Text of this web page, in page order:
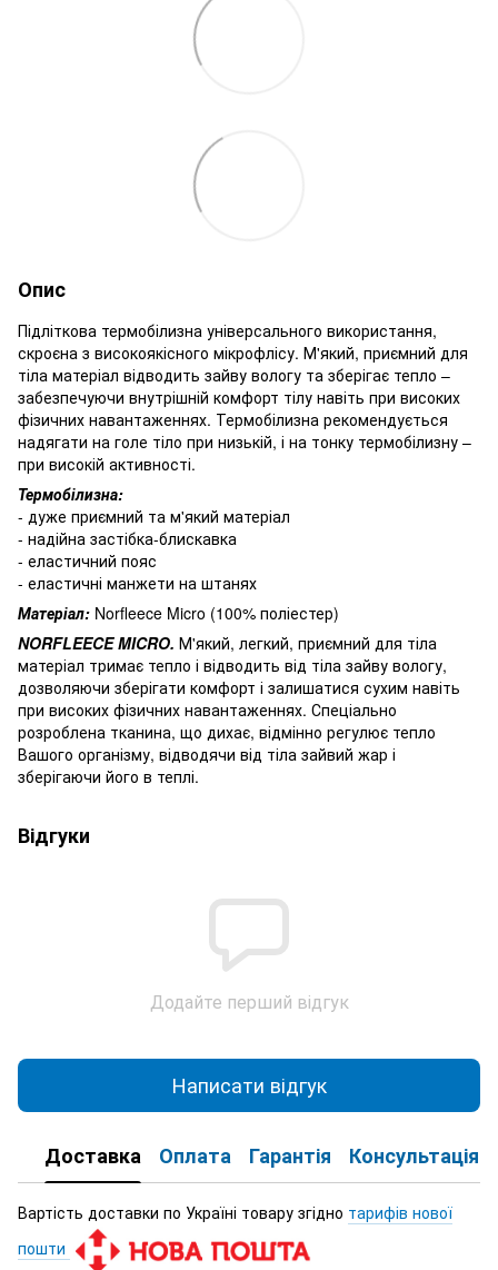
Опис
Підліткова термобілизна універсального використання,
скроєна з високоякісного мікрофлісу. М'який, приємний для
тіла матеріал відводить зайву вологу та зберігає тепло –
забезпечуючи внутрішній комфорт тілу навіть при високих
фізичних навантаженнях. Термобілизна рекомендується
надягати на голе тіло при низькій, і на тонку термобілизну –
при високій активності.
Термобілизна:
- дуже приємний та м'який матеріал
- надійна застібка-блискавка
- еластичний пояс
- еластичні манжети на штанях
Матеріал: Norfleece Micro (100% поліестер)
NORFLEECE MICRO. М'який, легкий, приємний для тіла
матеріал тримає тепло і відводить від тіла зайву вологу,
дозволяючи зберігати комфорт і залишатися сухим навіть
при високих фізичних навантаженнях. Спеціально
розроблена тканина, що дихає, відмінно регулює тепло
Вашого організму, відводячи від тіла зайвий жар і
зберігаючи його в теплі.
Відгуки
Додайте перший відгук
Написати відгук
Доставка Оплата Гарантія Консультація
Вартість доставки по Україні товару згідно тарифів нової
пошти